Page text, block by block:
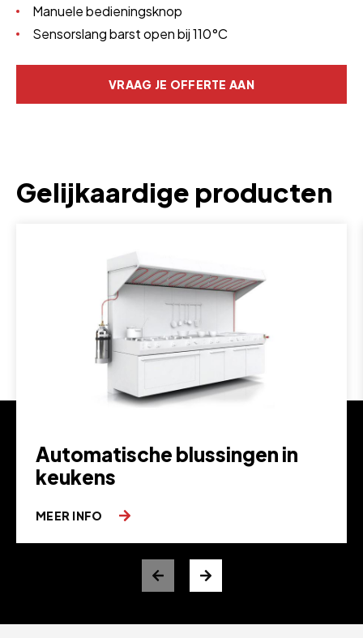
Manuele bedieningsknop
Sensorslang barst open bij 110°C
VRAAG JE OFFERTE AAN
Gelijkaardige producten
Automatische blussingen in
keukens
MEER INFO